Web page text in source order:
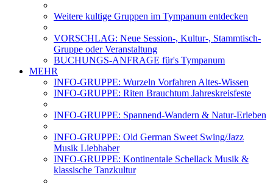
Weitere kultige Gruppen im Tympanum entdecken
VORSCHLAG: Neue Session-, Kultur-, Stammtisch-
Gruppe oder Veranstaltung
BUCHUNGS-ANFRAGE für's Tympanum
MEHR
INFO-GRUPPE: Wurzeln Vorfahren Altes-Wissen
INFO-GRUPPE: Riten Brauchtum Jahreskreisfeste
INFO-GRUPPE: Spannend-Wandern & Natur-Erleben
INFO-GRUPPE: Old German Sweet Swing/Jazz
Musik Liebhaber
INFO-GRUPPE: Kontinentale Schellack Musik &
klassische Tanzkultur